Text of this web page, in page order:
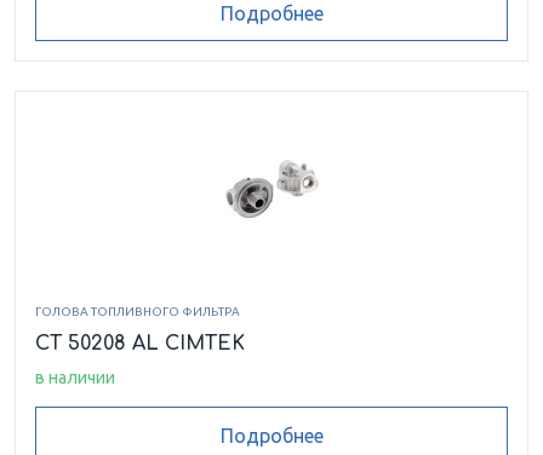
Подробнее
ГОЛОВА ТОПЛИВНОГО ФИЛЬТРА
CT 50208 AL CIMTEK
в наличии
Подробнее